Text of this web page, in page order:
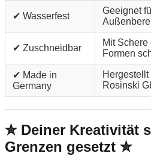
✔ Wasserfest
Geeignet
✔ Zuschneidbar
Mit
Formen
✔ Made in
Germany
Rosinski
✮ Deiner Kreativität
Grenzen gesetzt ✮